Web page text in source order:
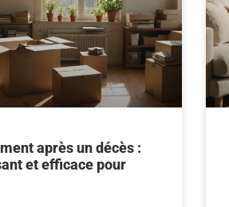
après un décès :
et efficace pour